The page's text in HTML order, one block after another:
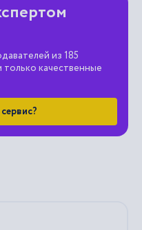
из 185
качественные